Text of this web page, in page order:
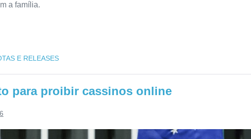
a família.
E RELEASES
para proibir cassinos online